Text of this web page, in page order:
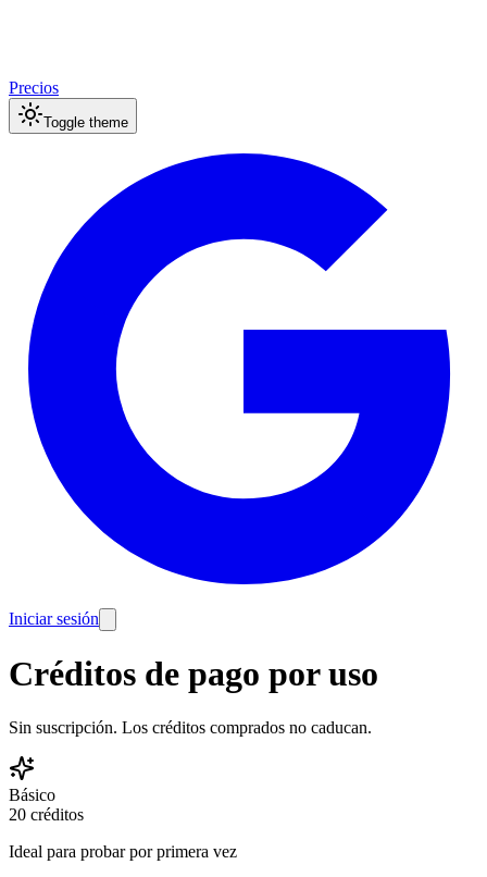
Precios
Toggle theme
Iniciar sesión
Créditos de pago por uso
Sin suscripción. Los créditos comprados no caducan.
Básico
20 créditos
Ideal para probar por primera vez